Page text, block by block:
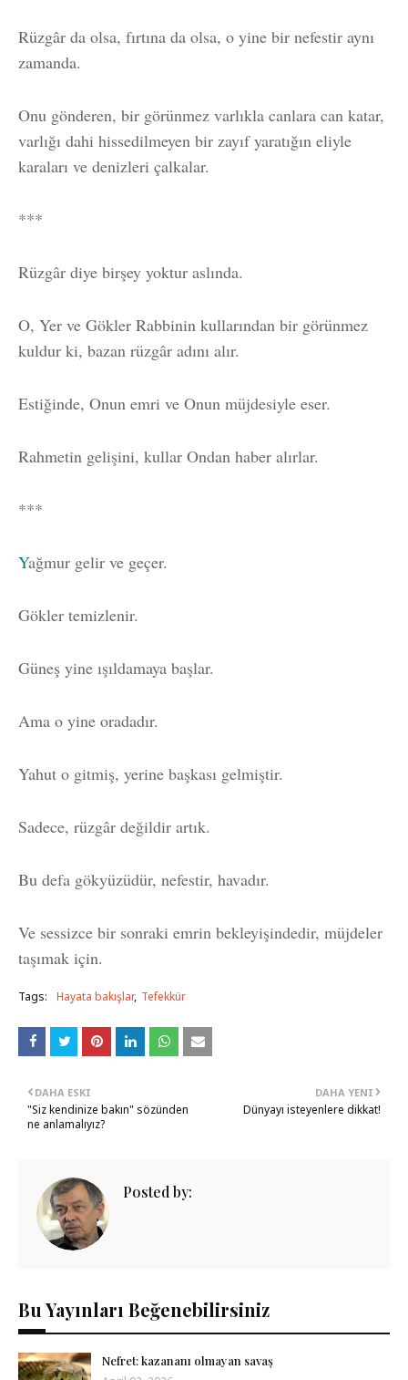
Rüzgâr da olsa, fırtına da olsa, o yine bir nefestir aynı
zamanda.
Onu gönderen, bir görünmez varlıkla canlara can katar,
varlığı dahi hissedilmeyen bir zayıf yaratığın eliyle
karaları ve denizleri çalkalar.
***
Rüzgâr diye birşey yoktur aslında.
O, Yer ve Gökler Rabbinin kullarından bir görünmez
kuldur ki, bazan rüzgâr adını alır.
Estiğinde, Onun emri ve Onun müjdesiyle eser.
Rahmetin gelişini, kullar Ondan haber alırlar.
***
Yağmur gelir ve geçer.
Gökler temizlenir.
Güneş yine ışıldamaya başlar.
Ama o yine oradadır.
Yahut o gitmiş, yerine başkası gelmiştir.
Sadece, rüzgâr değildir artık.
Bu defa gökyüzüdür, nefestir, havadır.
Ve sessizce bir sonraki emrin bekleyişindedir, müjdeler
taşımak için.
Tags: Hayata bakışlar Tefekkür
DAHA YENI
Dünyayı isteyenlere dikkat!
DAHA ESKI
"Siz kendinize bakın" sözünden
ne anlamalıyız?
Posted by:
Bu Yayınları Beğenebilirsiniz
Nefret: kazananı olmayan savaş